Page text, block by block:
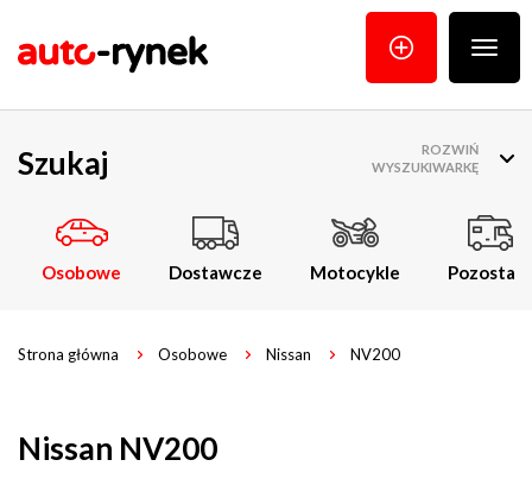
menu
Szukaj
Osobowe Dostawcze Motocykle Pozostałe
ROZWIŃ
WYSZUKIWARKĘ
Strona główna Osobowe Nissan NV200
Nissan NV200